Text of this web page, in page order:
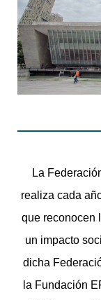
La
realiza cada
que reconocen
un impacto
dicha
la Fundación